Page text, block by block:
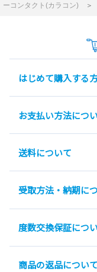
ーコンタクト(カラコン) ＞
はじめて購入する
お支払い方法につ
送料について
受取方法・納期に
度数交換保証につ
商品の返品について